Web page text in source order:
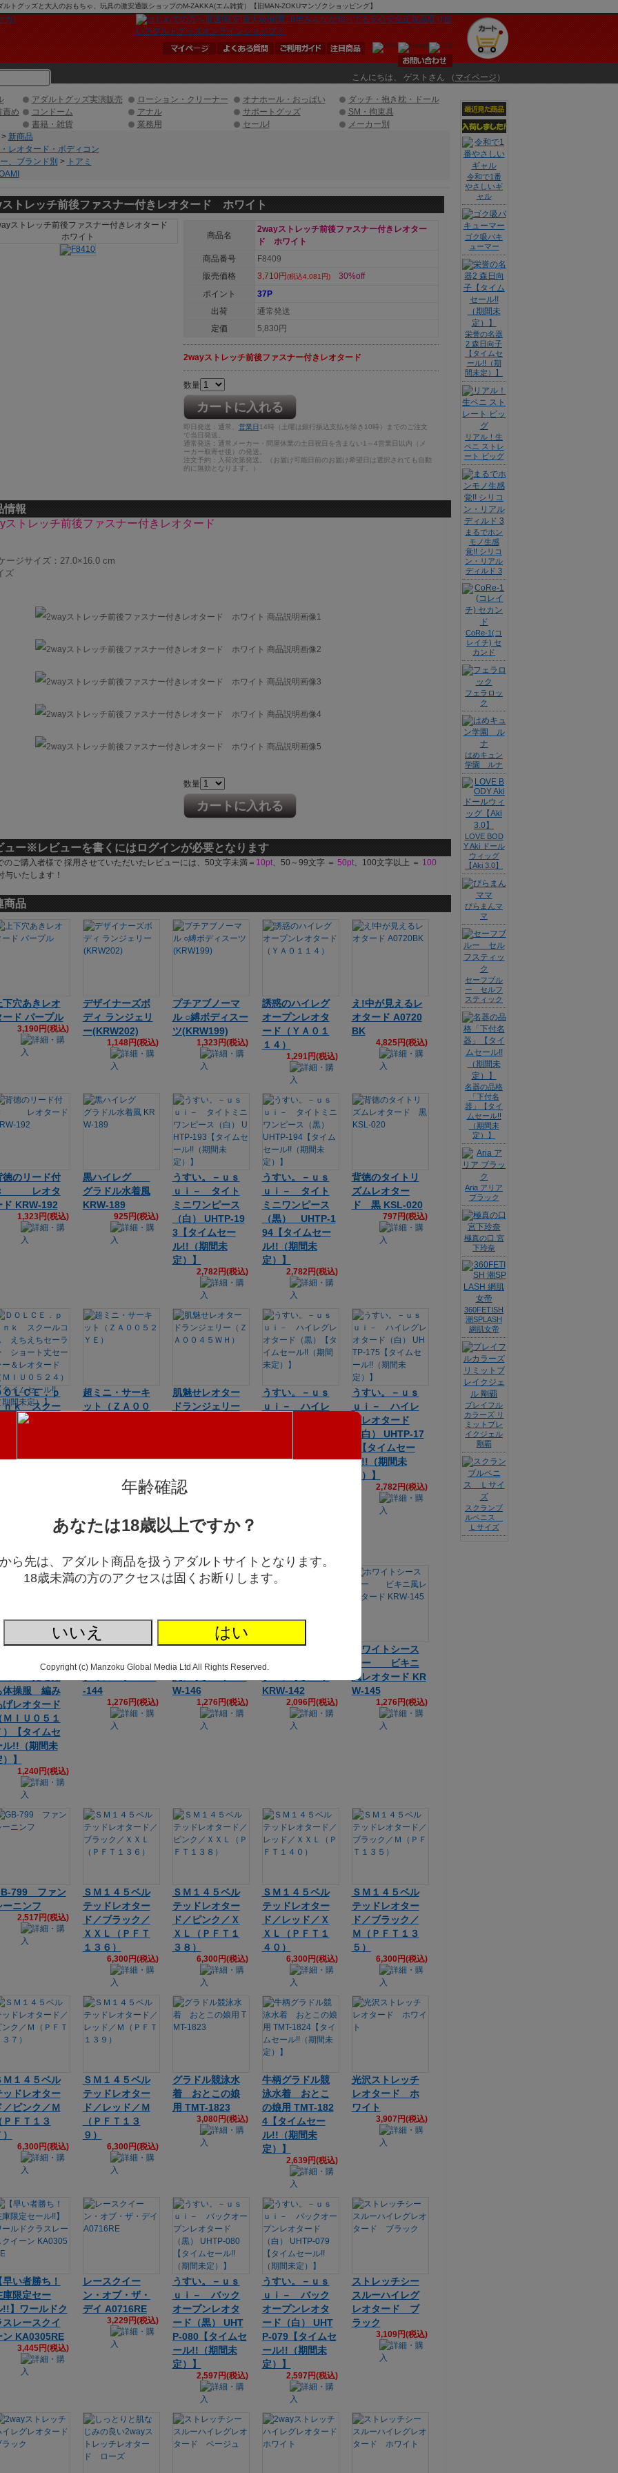
年齢確認
あなたは18歳以上ですか？
ら先は、アダルト商品を扱うアダルトサイトとなります。
18歳未満の方のアクセスは固くお断りします。
いいえ はい
Copyright (c) Manzoku Global Media Ltd All Rights Reserved.
グッズと大人のおもちゃ、玩具の激安通販ショップのM-ZAKKA(エム雑貨）【旧MAN-ZOKUマンゾクショッピング】
こんにちは、 ゲストさん （ マイページ ）
アダルトグッズ実演販売 ローション・クリーナー オナホール・おっぱい
ダッチ・抱き枕・ドール
責め
コンドーム アナル サポートグッズ
SM・拘束具
書籍・雑貨
業務用 セール!
メーカー別
新商品
レオタード・ボディコン
、ブランド別 > トアミ
トレッチ前後ファスナー付きレオタード ホワイト
商品名
2wayストレッチ前後ファスナー付きレオター
ド ホワイト
商品番号
F8409
販売価格
3,710円(税込4,081円)
30%off
ポイント
37P
出荷
通常発送
定価
5,830円
2wayストレッチ前後ファスナー付きレオタード
数量
カートに入れる
即日発送：通常、 営業日 14時（土曜は銀行振込支払を除き10時）までのご注文
で当日発送。
通常発送：通常メーカー・問屋休業の土日祝日を含まない1～4営業日以内（メ
ーカー取寄せ後）の発送。
注文予約：入荷次第発送。（お届け可能日前のお届け希望日は選択されても自動
的に無効となります。）
情報
ストレッチ前後ファスナー付きレオタード
ージサイズ：27.0×16.0 cm
ズ
数量
カートに入れる
ュー※レビューを書くにはログインが必要となります
のご購入者様で 採用させていただいたレビューには、50文字未満＝ 10pt、50～99文字 ＝ 50pt、100文字以上 ＝ 100
与いたします！
商品
下穴あきレオ
ード パープル
3,190円(税込)
デザイナーズボ
ディ ランジェリ
ー(KRW202)
1,148円(税込)
プチアブノーマ
ル ○縛ボディスー
ツ(KRW199)
1,323円(税込)
誘惑のハイレグ
オープンレオタ
ード（ＹＡ０１
１４）
1,291円(税込)
え!中が見えるレ
オタード A0720
BK
4,825円(税込)
徳のリード付
レオタ
ド KRW-192
1,323円(税込)
黒ハイレグ
グラドル水着風
KRW-189
925円(税込)
うすい。－ｕｓ
ｕｉ－ タイト
ミニワンピース
（白） UHTP-19
3【タイムセー
ル!!（期間未
定）】
2,782円(税込)
うすい。－ｕｓ
ｕｉ－ タイト
ミニワンピース
（黒） UHTP-1
94【タイムセー
ル!!（期間未
定）】
2,782円(税込)
背徳のタイトリ
ズムレオター
ド 黒 KSL-020
797円(税込)
ＯＬＣＥ．ｐ
ｎｋ スクー
コス えちえ
＆レオタード
1,702円(税込)
超ミニ・サーキ
ット（ＺＡ００
肌魅せレオター
ドランジェリー
うすい。－ｕｓ
ｕｉ－ ハイレ
定）】
うすい。－ｕｓ
ｕｉ－ ハイレ
グレオタード
（白） UHTP-17
5【タイムセー
ル!!（期間未
定）】
2,782円(税込)
ＯＬＣＥ．ｐ
ｎｋ スクー
体操服 編み
げレオタード
ＭＩＵ０５１
）【タイムセ
ル!!（期間未
】
1,240円(税込)
究極シースルー
ハイレグ ボ
-144
1,276円(税込)
ブラックシース
ルー ビキニ
W-146
1,276円(税込)
フェティッシュ
全開 穴開きガー
KRW-142
2,096円(税込)
ホワイトシース
ルー ビキニ
風レオタード KR
W-145
1,276円(税込)
799 ファン
ーニンフ
2,517円(税込)
ＳＭ１４５ベル
テッドレオター
ド／ブラック／
ＸＸＬ（ＰＦＴ
１３６）
6,300円(税込)
ＳＭ１４５ベル
テッドレオター
ド／ピンク／Ｘ
ＸＬ（ＰＦＴ１
３８）
6,300円(税込)
ＳＭ１４５ベル
テッドレオター
ド／レッド／Ｘ
ＸＬ（ＰＦＴ１
４０）
6,300円(税込)
ＳＭ１４５ベル
テッドレオター
ド／ブラック／
Ｍ（ＰＦＴ１３
５）
6,300円(税込)
Ｍ１４５ベル
ッドレオター
／ピンク／Ｍ
ＰＦＴ１３
6,300円(税込)
ＳＭ１４５ベル
テッドレオター
ド／レッド／Ｍ
（ＰＦＴ１３
９）
6,300円(税込)
グラドル競泳水
着 おとこの娘
用 TMT-1823
3,080円(税込)
牛柄グラドル競
泳水着 おとこ
の娘用 TMT-182
4【タイムセー
ル!!（期間未
定）】
2,639円(税込)
光沢ストレッチ
レオタード ホ
ワイト
3,907円(税込)
早い者勝ち！
庫限定セー
!!】ワールドク
スレースクイ
ン KA0305RE
3,445円(税込)
レースクイー
ン・オブ・ザ・
デイ A0716RE
3,229円(税込)
うすい。－ｕｓ
ｕｉ－ バック
オープンレオタ
ード（黒） UHT
P-080【タイムセ
ール!!（期間未
定）】
2,597円(税込)
うすい。－ｕｓ
ｕｉ－ バック
オープンレオタ
ード（白） UHT
P-079【タイムセ
ール!!（期間未
定）】
2,597円(税込)
ストレッチシー
スルーハイレグ
レオタード ブ
ラック
3,109円(税込)
令和で1番
やさしいギ
ャル
ゴク吸バキ
ューマー
栄誉の名器
2 森日向子
【タイムセ
ール!!（期
間未定）】
リアル！生
ペニ ストレ
ート ビッグ
まるでホン
モノ生感
覚!! シリコ
ン・リアル
ディルド 3
CoRe-1(コ
レイチ) セ
カンド
フェラロッ
ク
はめキュン
学園 ルナ
LOVE BOD
Y Aki ドール
ウィッグ
【Aki 3.0】
びらまんマ
マ
セーフブル
ー セルフ
スティック
名器の品格
「下付名
器」【タイ
ムセール!!
（期間未
定）】
Aria アリア
ブラック
極真の口 宮
下玲奈
360FETISH
潮SPLASH
網肌女帝
プレイフル
カラーズ リ
ミットブレ
イクジェル
剛覇
スクランブ
ルペニス
Ｌサイズ